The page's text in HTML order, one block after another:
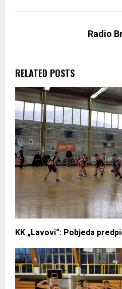
Radio
RELATED POSTS
KK „Lavovi“: Pobjeda